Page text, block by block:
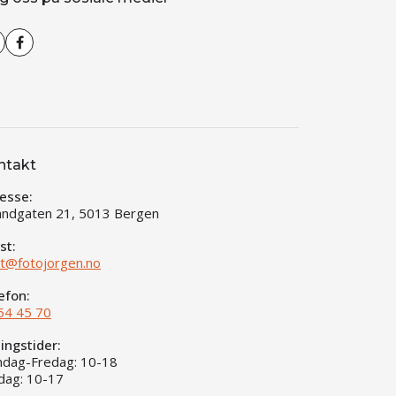
21, 5013 Bergen
45 70
Fredag: 10-18
10-17